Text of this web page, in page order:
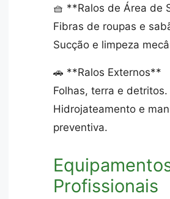
🧺 **Ralos de Área de
Fibras de roupas e
Sucção e limpeza
🚗 **Ralos Externos**
Folhas, terra e detritos.
Hidrojateamento e
preventiva.
Profissionais